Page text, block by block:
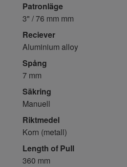
Patronläge
3" / 76 mm mm
Reciever
Aluminium alloy
Spång
7 mm
Säkring
Manuell
Riktmedel
Korn (metall)
Length of Pull
360 mm